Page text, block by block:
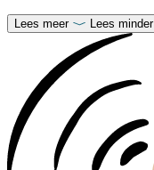
Lees meer Lees minder